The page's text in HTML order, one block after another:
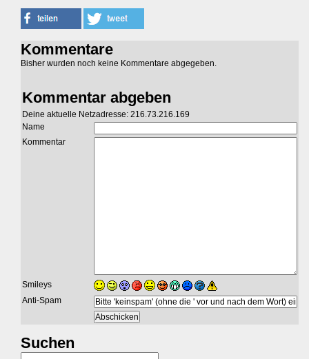
Kommentare
Bisher wurden noch keine Kommentare abgegeben.
Kommentar abgeben
Deine aktuelle Netzadresse: 216.73.216.169
Name
Kommentar
Smileys
Anti-Spam
Suchen